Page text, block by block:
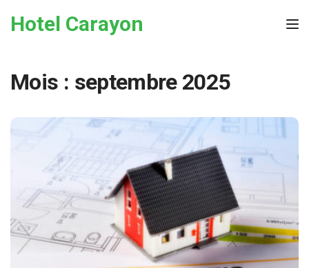
Hotel Carayon
Mois : septembre 2025